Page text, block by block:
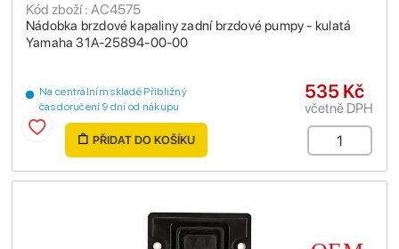
Nádobka brzdové kapaliny zadní brzdové pumpy - kulatá
Yamaha 31A-25894-00-00
Kód zboží : AC4575
Na centrálním skladě Přibližný
čas doručení 9 dní od nákupu
535 Kč
včetně DPH
PŘIDAT DO KOŠÍKU